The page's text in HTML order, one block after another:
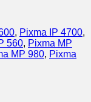
, Pixma IP 4700,
560, Pixma MP
MP 980, Pixma